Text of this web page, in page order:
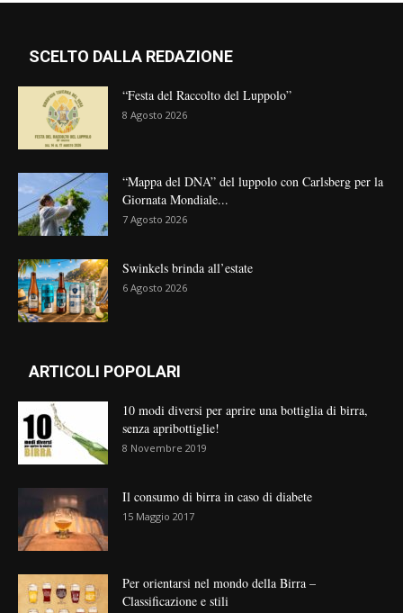
SCELTO DALLA REDAZIONE
“Festa del Raccolto del Luppolo”
8 Agosto 2026
“Mappa del DNA” del luppolo con Carlsberg per la
Giornata Mondiale...
7 Agosto 2026
Swinkels brinda all’estate
6 Agosto 2026
ARTICOLI POPOLARI
10 modi diversi per aprire una bottiglia di birra,
senza apribottiglie!
8 Novembre 2019
Il consumo di birra in caso di diabete
15 Maggio 2017
Per orientarsi nel mondo della Birra –
Classificazione e stili